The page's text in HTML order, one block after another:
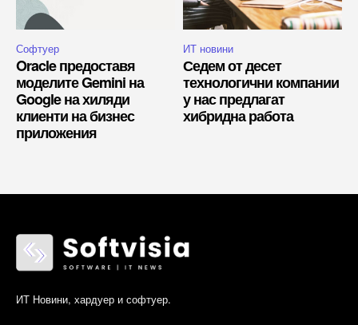
Софтуер
Oracle предоставя
моделите Gemini на
Google на хиляди
клиенти на бизнес
приложения
ИТ новини
Седем от десет
технологични компании
у нас предлагат
хибридна работа
ИТ Новини, хардуер и софтуер.